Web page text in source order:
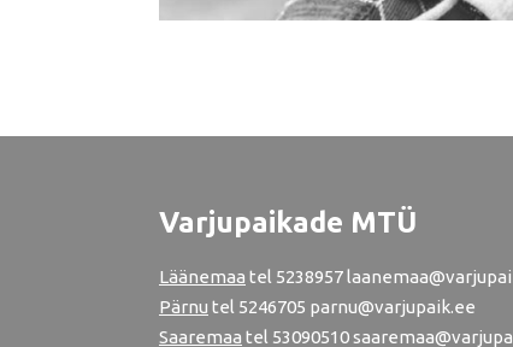
Varjupaikade MTÜ
Läänemaa tel 5238957
Pärnu tel 5246705 parnu@varjupaik.ee
Saaremaa tel 53090510